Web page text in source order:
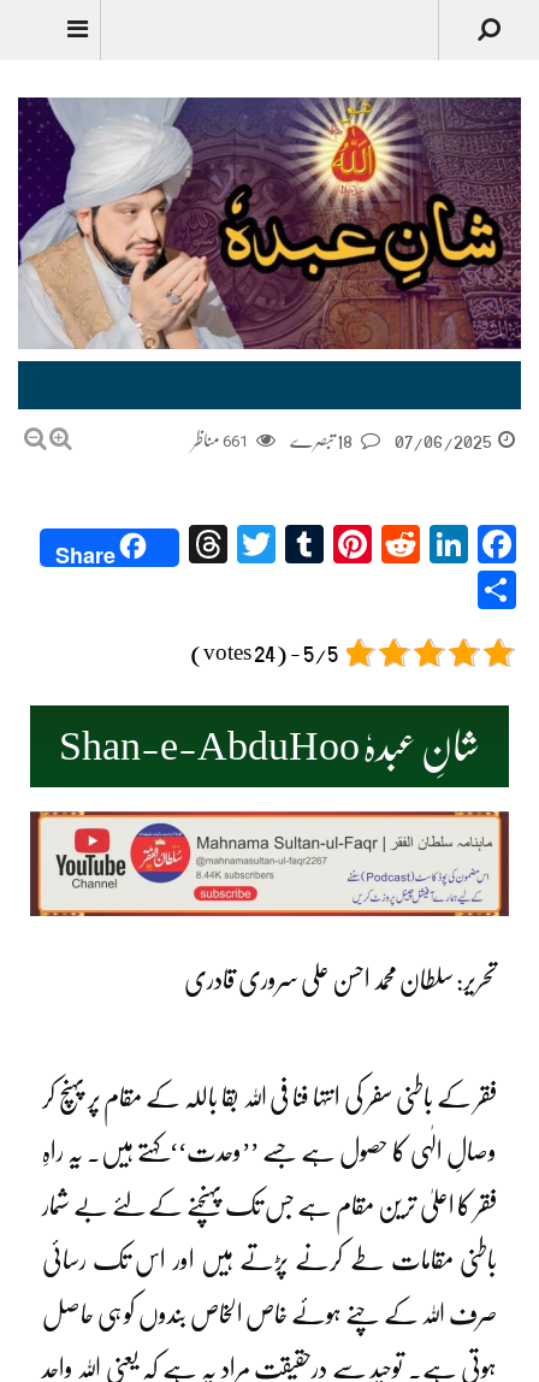
07/06/2025
661 مناظر
Facebook
LinkedIn
Reddit
Pinterest
Tumblr
Twitter
Threads
Share
5/5 - (24 votes)
شانِ عبدہٗ Shan-e-AbduHoo
تحریر: سلطان محمد احسن علی سروری قادری
فقر کے باطنی سفر کی انتہا فنا فی اللہ بقا باللہ کے مقام پر پہنچ کر
وصالِ الٰہی کا حصول ہے جسے ’’وحدت‘‘کہتے ہیں۔ یہ راہِ
فقر کا اعلیٰ ترین مقام ہے جس تک پہنچنے کے لئے بے شمار
باطنی مقامات طے کرنے پڑتے ہیں اور اس تک رسائی
صرف اللہ کے چنے ہوئے خاص الخاص بندوں کو ہی حاصل
ہوتی ہے۔ توحید سے درحقیقت مراد یہ ہے کہ یعنی اللہ واحد